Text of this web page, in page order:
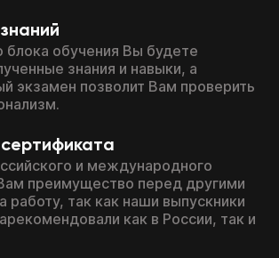
блока обучения Вы будете
знания и навыки, а
экзамен позволит Вам проверить
и международного
преимущество перед другими
работу, так как наши выпускники
как в России, так и